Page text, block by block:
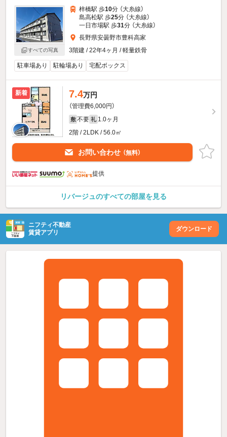
すべての写真
梓橋駅 歩10分 （大糸線）
島高松駅 歩25分 （大糸線）
一日市場駅 歩31分 （大糸線）
長野県安曇野市豊科高家
3階建 / 22年4ヶ月 / 軽量鉄骨
駐車場あり 駐輪場あり 宅配ボックス
新着 7.4万円
（管理費6,000円）
敷 不要 礼 1.0ヶ月
2階 / 2LDK / 56.0㎡
お問い合わせ （無料）
提供
リバージュのすべての部屋を見る
ニフティ不動産
賃貸アプリ
ダウンロード